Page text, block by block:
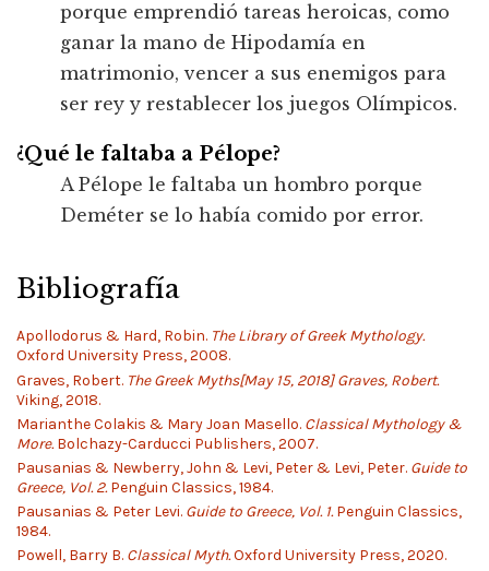
porque emprendió tareas heroicas, como
ganar la mano de Hipodamía en
matrimonio, vencer a sus enemigos para
ser rey y restablecer los juegos Olímpicos.
¿Qué le faltaba a Pélope?
A Pélope le faltaba un hombro porque
Deméter se lo había comido por error.
Bibliografía
Apollodorus & Hard, Robin. The Library of Greek Mythology.
Oxford University Press, 2008.
Graves, Robert. The Greek Myths[May 15, 2018] Graves, Robert.
Viking, 2018.
Marianthe Colakis & Mary Joan Masello. Classical Mythology &
More.Bolchazy-Carducci Publishers, 2007.
Pausanias & Newberry, John & Levi, Peter & Levi, Peter. Guide to
Greece, Vol. 2.Penguin Classics, 1984.
Pausanias & Peter Levi. Guide to Greece, Vol. 1.Penguin Classics,
1984.
Powell, Barry B. Classical Myth.Oxford University Press, 2020.